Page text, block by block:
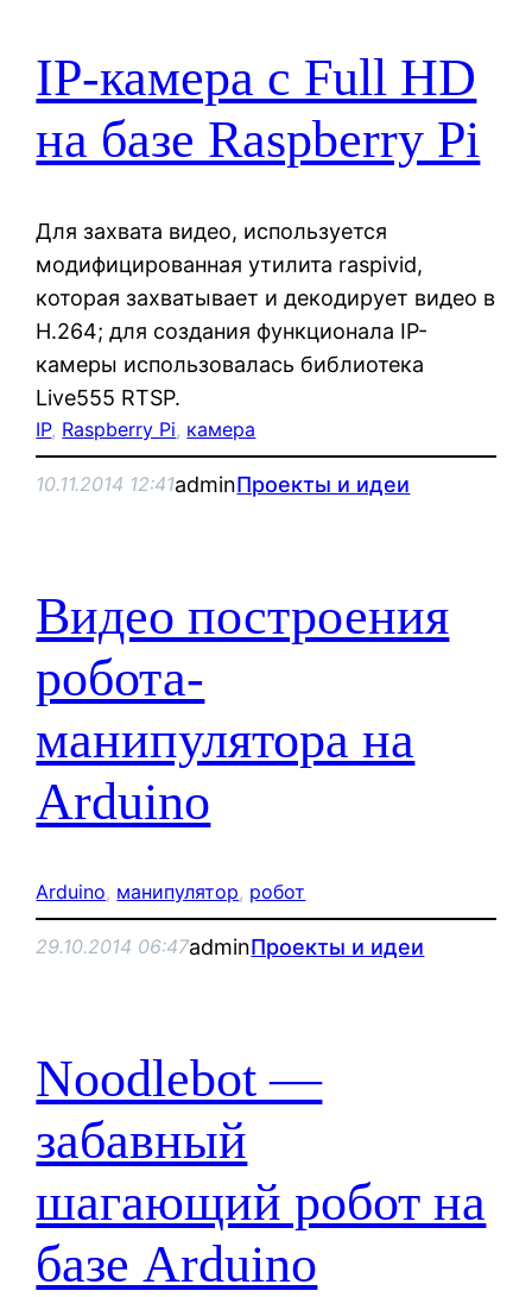
IP-камера с Full HD
на базе Raspberry Pi
Для захвата видео, используется
модифицированная утилита raspivid,
которая захватывает и декодирует видео в
H.264; для создания функционала IP-
камеры использовалась библиотека
Live555 RTSP.
IP, Raspberry Pi, камера
10.11.2014 12:41adminПроекты и идеи
Видео построения
робота-
манипулятора на
Arduino
Arduino, манипулятор, робот
29.10.2014 06:47adminПроекты и идеи
Noodlebot —
забавный
шагающий робот на
базе Arduino